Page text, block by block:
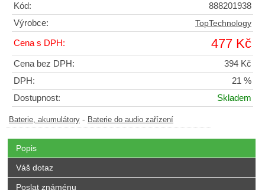
Kód:
888201938
Výrobce:
TopTechnology
Cena s DPH: 477 Kč
Cena bez DPH:
394 Kč
DPH:
21 %
Dostupnost:
Skladem
Baterie, akumulátory - Baterie do audio zařízení
Popis
Váš dotaz
Poslat známénu